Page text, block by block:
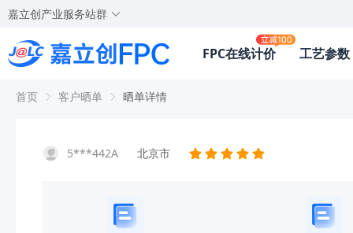
嘉立创产业服务站群
FPC在线计价 工艺参数
首页 客户晒单 晒单详情
5***442A 北京市